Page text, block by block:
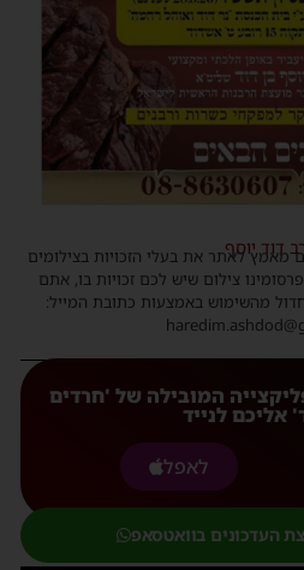
דוד יוסף
מאמץ לאתר את בעלי הזכויות בצילומים
צילום שיש לכם זכויות בו, אתם
מהשימוש באמצעות כתובת המייל:
המובילה של 'חרדים
אליכם לנייד
לאפל
העדכונים בוואטסאפ